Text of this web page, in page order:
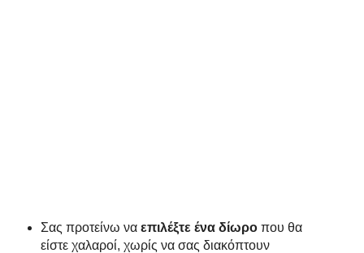
Σας προτείνω να επιλέξτε ένα δίωρο που θα
είστε χαλαροί, χωρίς να σας διακόπτουν